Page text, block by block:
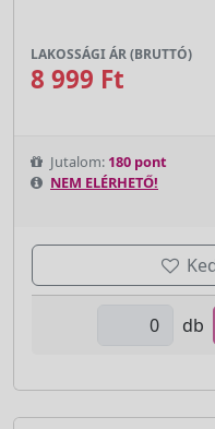
LAKOSSÁGI ÁR (BRUTTÓ)
8 999 Ft
Jutalom: 180 pont
NEM ELÉRHETŐ!
db